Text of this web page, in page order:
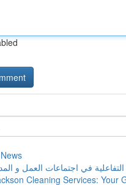
Cleaning Services: Your